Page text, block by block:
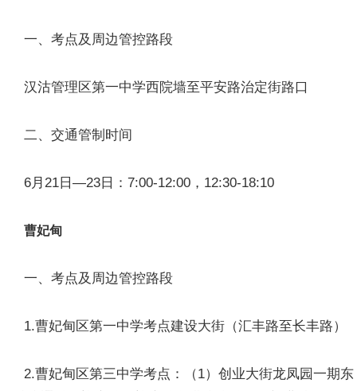
一、考点及周边管控路段
汉沽管理区第一中学西院墙至平安路治定街路口
二、交通管制时间
6月21日—23日：7:00-12:00，12:30-18:10
曹妃甸
一、考点及周边管控路段
1.曹妃甸区第一中学考点建设大街（汇丰路至长丰路）
2.曹妃甸区第三中学考点：（1）创业大街龙凤园一期东